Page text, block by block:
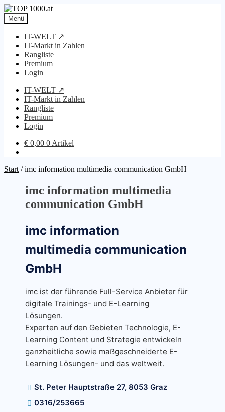
Zur
Navigation
springen
Zum
Inhalt
springen
Menü
IT-WELT ↗
IT-Markt in Zahlen
Rangliste
Premium
Login
IT-WELT ↗
IT-Markt in Zahlen
Rangliste
Premium
Login
€ 0,00 0 Artikel
Start /imc information multimedia communication GmbH
imc information multimedia
communication GmbH
imc information
multimedia communication
GmbH
imc ist der führende Full-Service Anbieter für
digitale Trainings- und E-Learning
Lösungen.
Experten auf den Gebieten Technologie, E-
Learning Content und Strategie entwickeln
ganzheitliche sowie maßgeschneiderte E-
Learning Lösungen- und das weltweit.
St. Peter Hauptstraße 27, 8053 Graz
0316/253665